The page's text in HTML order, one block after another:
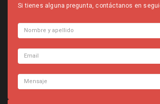
Si tienes alguna pregunta, contáctanos en